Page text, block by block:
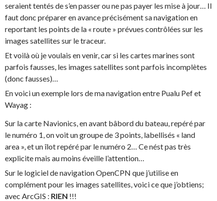
seraient tentés de s’en passer ou ne pas payer les mise à jour… Il
faut donc préparer en avance précisément sa navigation en
reportant les points de la « route » prévues contrôlées sur les
images satellites sur le traceur.
Et voilà où je voulais en venir, car si les cartes marines sont
parfois fausses, les images satellites sont parfois incomplètes
(donc fausses)…
En voici un exemple lors de ma navigation entre Pualu Pef et
Wayag :
Sur la carte Navionics, en avant bâbord du bateau, repéré par
le numéro 1, on voit un groupe de 3 points, labellisés « land
area », et un îlot repéré par le numéro 2… Ce nést pas très
explicite mais au moins éveille l’attention…
Sur le logiciel de navigation OpenCPN que j’utilise en
complément pour les images satellites, voici ce que j’obtiens;
avec ArcGIS : RIEN !!!